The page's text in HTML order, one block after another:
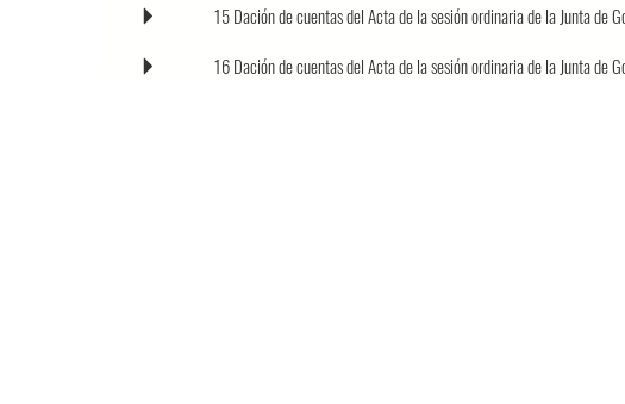
15 Dación de cuentas del Acta de la sesión ordinaria de la Junta
16 Dación de cuentas del Acta de la sesión ordinaria de la Junta